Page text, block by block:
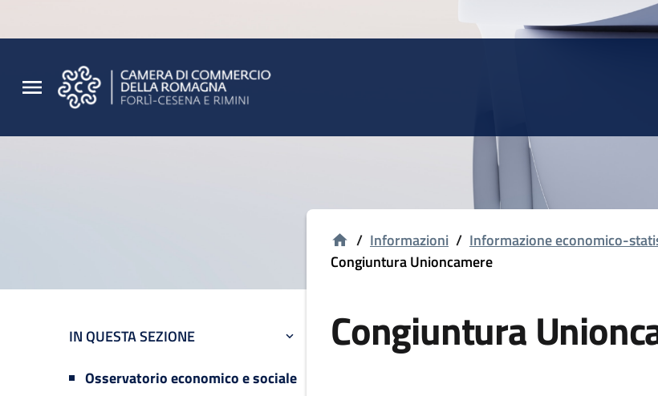
IN QUESTA SEZIONE
Osservatorio economico e sociale
/ Informazioni / Informazione economico-
Congiuntura Unioncamere
Congiuntura